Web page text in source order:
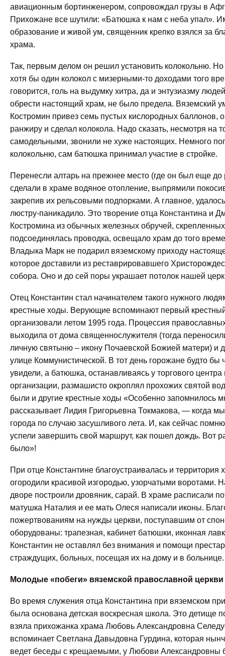
авиационным бортинженером, сопровождал грузы в
Прихожане все шутили: «Батюшка к нам с неба упал».
образование и живой ум, священник крепко взялся за
храма.
Так, первым делом он решил установить колокольню. Но
хотя бы один колокол с мизерными-то доходами того
говорится, голь на выдумку хитра, да и энтузиазму
обрести настоящий храм, не было предела. Вяземский
Костромин привез семь пустых кислородных баллонов,
ранжиру и сделал колокола. Надо сказать, несмотря на
самодельными, звонили не хуже настоящих. Немного
колокольню, сам батюшка принимал участие в стройке.
Перенесли алтарь на прежнее место (где он был еще
сделали в храме водяное отопление, выпрямили
закрепив их рельсовыми подпорками. А главное, удалось
люстру-паникадило. Это творение отца Константина и
Костромина из обычных железных обручей,
подсоединялась проводка, освещало храм до того
Владыка Марк не подарил вяземскому приходу
которое доставили из реставрировавшего
собора. Оно и до сей поры украшает потолок нашей
Отец Константин стал начинателем такого нужного
крестные ходы. Верующие вспоминают первый
организовали летом 1995 года. Процессия
выходила от дома священнослужителя (тогда
личную святыню – икону Почаевской Божией матери) и
улице Коммунистической. В тот день горожане будто бы
увидели, а батюшка, останавливаясь у торгового центра
организации, размашисто окроплял прохожих святой
были и другие крестные ходы «Особенно запомнилось
рассказывает Лидия Григорьевна Токмакова, — когда
города по случаю засушливого лета. И, как сейчас
успели завершить свой маршрут, как пошел дождь. Вот
было»!
При отце Константине благоустраивалась и территория
огородили красивой изгородью, узорчатыми воротами.
дворе построили дровяник, сарай. В храме расписали
матушка Наталия и ее мать Олеся написали иконы.
пожертвованиям на нужды церкви, поступавшим от
оборудованы: трапезная, кабинет батюшки, иконная
Константин не оставлял без внимания и помощи
страждущих, больных, посещая их на дому и в больнице.
Молодые «побеги» вяземской православной церкви
Во время служения отца Константина при вяземском
была основана детская воскресная школа. Это детище
взяла прихожанка храма Любовь Александровна
вспоминает Светлана Давыдовна Гурдина, которая
ведет беседы с крещаемыми, у Любови Александровны